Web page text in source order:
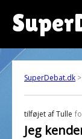
SuperDebat.dk
tilføjet afTulle
Jeg